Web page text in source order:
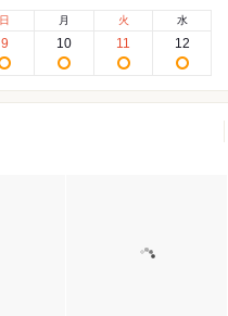
日
9
月
10
火
11
水
12